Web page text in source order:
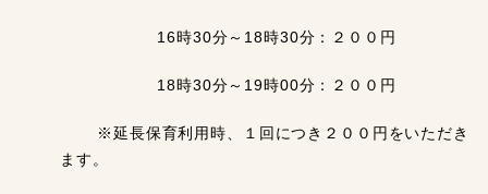
16時30分～18時30分：２００円
18時30分～19時00分：２００円
※延長保育利用時、１回につき２００円をいただき
ます。